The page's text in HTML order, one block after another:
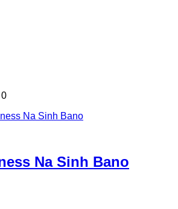
0
Na Sinh Bano